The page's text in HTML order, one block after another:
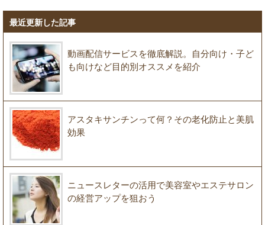
最近更新した記事
動画配信サービスを徹底解説。自分向け・子ど
も向けなど目的別オススメを紹介
アスタキサンチンって何？その老化防止と美肌
効果
ニュースレターの活用で美容室やエステサロン
の経営アップを狙おう